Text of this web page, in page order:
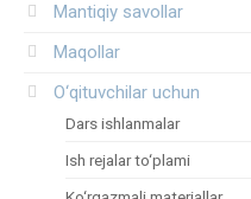
Mantiqiy savollar
Maqollar
O‘qituvchilar uchun
Dars ishlanmalar
Ish rejalar to‘plami